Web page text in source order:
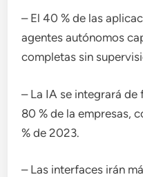
– El 40 % de las
agentes autónomos
completas sin
– La IA se integrará
80 % de la empresas,
% de 2023.
– Las interfaces irán